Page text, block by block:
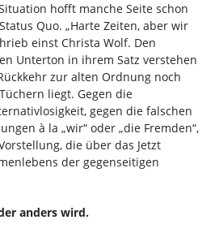
hofft manche Seite schon
Quo. „Harte Zeiten, aber wir
einst Christa Wolf. Den
Unterton in ihrem Satz verstehen
zur alten Ordnung noch
liegt. Ge­gen die
gegen die falschen
à la „wir“ oder „die Fremden“,
die über das Jetzt
der gegenseitigen
anders wird.